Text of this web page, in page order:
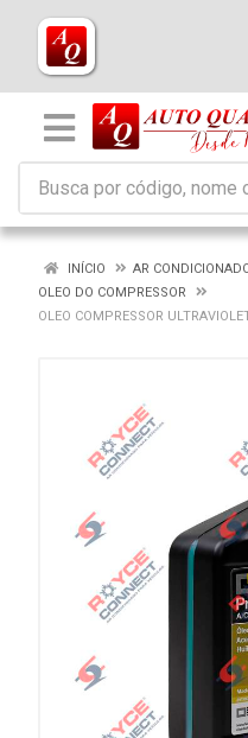
INÍCIO
AR
OLEO DO COMPRESSOR
OLEO COMPRESSOR